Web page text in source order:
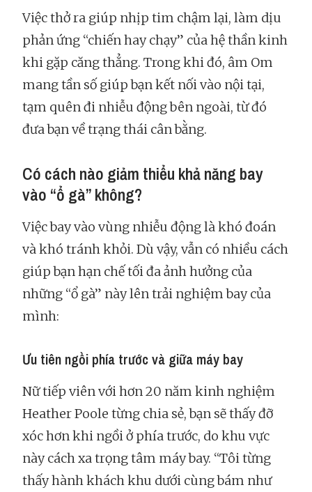
Việc thở ra giúp nhịp tim chậm lại, làm dịu
phản ứng “chiến hay chạy” của hệ thần kinh
khi gặp căng thẳng. Trong khi đó, âm Om
mang tần số giúp bạn kết nối vào nội tại,
tạm quên đi nhiễu động bên ngoài, từ đó
đưa bạn về trạng thái cân bằng.
Có cách nào giảm thiểu khả năng bay
vào “ổ gà” không?
Việc bay vào vùng nhiễu động là khó đoán
và khó tránh khỏi. Dù vậy, vẫn có nhiều cách
giúp bạn hạn chế tối đa ảnh hưởng của
những “ổ gà” này lên trải nghiệm bay của
mình:
Ưu tiên ngồi phía trước và giữa máy bay
Nữ tiếp viên với hơn 20 năm kinh nghiệm
Heather Poole từng chia sẻ, bạn sẽ thấy đỡ
xóc hơn khi ngồi ở phía trước, do khu vực
này cách xa trọng tâm máy bay. “Tôi từng
thấy hành khách khu dưới cùng bám như